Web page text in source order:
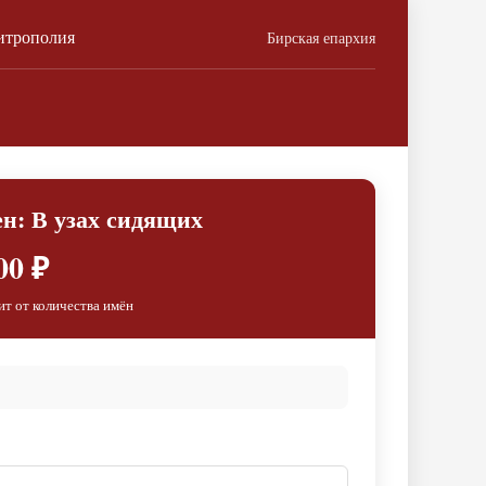
Бирская епархия
В узах сидящих
₽
от количества имён